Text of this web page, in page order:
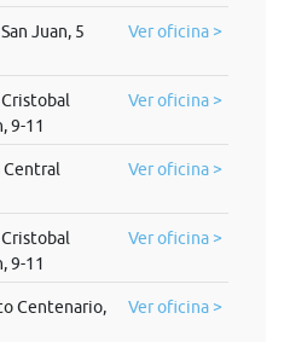
Juan, 5 Ver oficina >
9-11
Ver oficina >
Central Ver oficina >
9-11
Ver oficina >
Centenario,
Ver oficina >